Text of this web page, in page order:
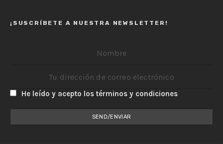
¡SUSCRÍBETE A NUESTRA NEWSLETTER!
He leído y acepto los términos y condiciones